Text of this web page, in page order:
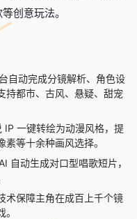
创意玩法。
自动完成分镜解析、角色设
持都市、古风、悬疑、甜宠
IP 一键转绘为动漫风格，提
等十余种画风选择。
自动生成对口型唱歌短片，
术保障主角在成百上千个镜